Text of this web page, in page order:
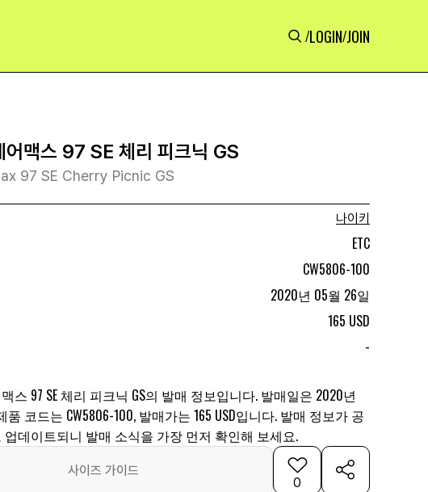
/LOGIN/JOIN
어맥스 97 SE 체리 피크닉 GS
97 SE Cherry Picnic GS
나이키
ETC
CW5806-100
2020년 05월 26일
165 USD
-
스 97 SE 체리 피크닉 GS의 발매 정보입니다. 발매일은 2020년
품 코드는 CW5806-100, 발매가는 165 USD입니다. 발매 정보가 공
데이트되니 발매 소식을 가장 먼저 확인해 보세요.
사이즈 가이드
0